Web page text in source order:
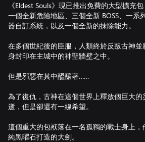
《Eldest Souls》現已推出免費的大型擴充
一個全新危險地區、三個全新 BOSS、一系
器自訂系統，以及一個全新的抹除能力。
在多個世紀後的臣服，人類終於反叛古神
身封印在主城中的神聖牆壁之中。
但是邪惡在其中醞釀著……
為了復仇，古神在這個世界上釋放個巨大的
逝，但是卻還有一線希望。
這個重大的包袱落在一名孤獨的戰士身上
純黑曜石打造的大劍。